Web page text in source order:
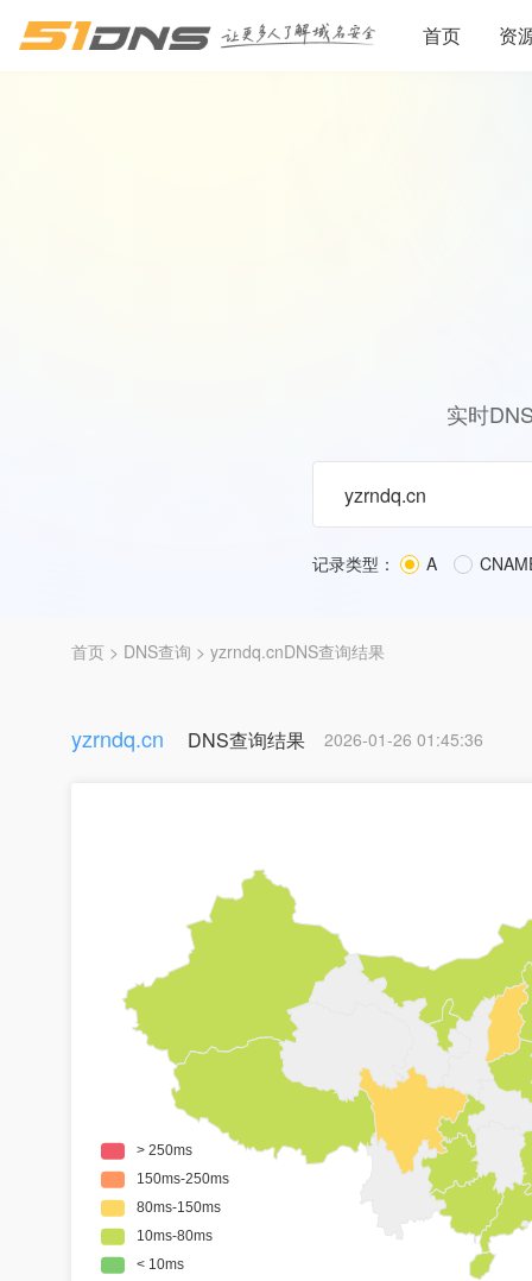
首页 资
实时
记录类型： A
首页 > DNS查询 > yzrndq.cnDNS查询结果
yzrndq.cn DNS查询结果 2026-01-26 01:45:36